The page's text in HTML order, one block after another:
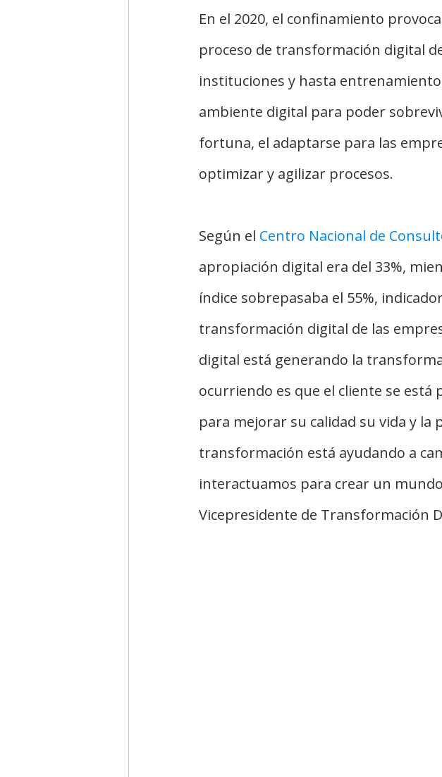
En el 2020, el confinamiento
proceso de transformación digital
instituciones y hasta
ambiente digital para poder
fortuna, el adaptarse para las
optimizar y agilizar procesos.
Según el Centro Nacional de
apropiación digital era del 33%,
índice sobrepasaba el 55%,
transformación digital de las
digital está generando la
ocurriendo es que el cliente se
para mejorar su calidad su vida y la
transformación está ayudando a
interactuamos para crear un
Vicepresidente de Transformación